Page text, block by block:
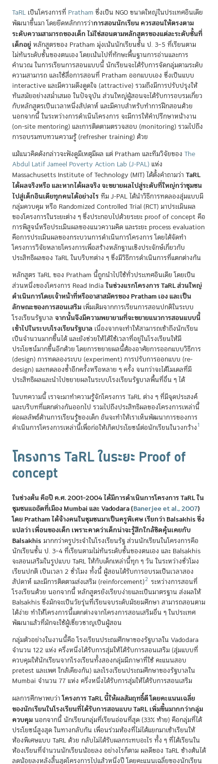
TaRL เป็นโครงการที่ Pratham ซึ่งเป็น NGO ขนาดใหญ่ในประเทศอินเดีย
พัฒนาขึ้นมา โดยยึดหลักการว่าการสอนนักเรียน ควรสอนให้ตรงตาม
ระดับความสามารถของเด็ก ไม่ใช่สอนตามหลักสูตรของแต่ละระดับชั้นที่
เด็กอยู่หลักสูตรของ Pratham มุ่งเน้นนักเรียนชั้น ป. 3–5 ที่เรียนตาม
ไม่ทันระดับชั้นของตนเอง โดยเน้นไปที่ทักษะพื้นฐานการอ่านและการ
คำนวณ ในการเรียนการสอนแบบนี้ นักเรียนจะได้รับการจัดกลุ่มตามระดับ
ความสามารถ และใช้สื่อการสอนที่ Pratham ออกแบบเอง ซึ่งเป็นแบบ
interactive และมีความดึงดูดใจ (attractive) รวมถึงมีการปรับปรุงให้
ทันสมัยอย่างสม่ำเสมอ ในปัจจุบัน ส่วนใหญ่ผู้สอนจะได้รับการอบรมเกี่ยว
กับหลักสูตรเป็นเวลาหนึ่งสัปดาห์ และมีคาบสำหรับทำการฝึกสอนด้วย
นอกจากนี้ ในระหว่างการดำเนินโครงการ จะมีการให้คำปรึกษาหน้างาน
(on-site mentoring) และการติดตามตรวจสอบ (monitoring) รวมไปถึง
การอบรมทบทวนความรู้ (refresher training) ด้วย
แม้แนวคิดดังกล่าวจะฟังดูมีเหตุมีผล แต่ Pratham และทีมวิจัยของ The
Abdul Latif Jameel Poverty Action Lab (J-PAL) แห่ง
Massachusetts Institute of Technology (MIT) ได้ตั้งคำถามว่า TaRL
ได้ผลจริงหรือ และหากได้ผลจริง จะขยายผลไปสู่ระดับที่ใหญ่กว่าชุมชน
ไปสู่เด็กอินเดียทุกคนได้อย่างไรทีม J-PAL ได้นำวิธีการทดลองสุ่มแบบมี
กลุ่มควบคุม หรือ Randomized Controlled Trial (RCT) มาประเมินผล
ของโครงการในระยะต่าง ๆ ซึ่งประกอบไปด้วยระยะ proof of concept คือ
การพิสูจน์หรือประเมินผลของแนวความคิด และระยะ process evaluation
คือการประเมินผลของกระบวนการดำเนินการโครงการ โดยได้จัดทำ
โครงการวิจัยหลายโครงการเพื่อสร้างหลักฐานเชิงประจักษ์เกี่ยวกับ
ประสิทธิผลของ TaRL ในบริบทต่าง ๆ ซึ่งมีวิธีการดำเนินการที่แตกต่างกัน
หลักสูตร TaRL ของ Pratham นี้ถูกนำไปใช้ทั่วประเทศอินเดีย โดยเป็น
ส่วนหนึ่งของโครงการ Read Indiaในช่วงแรกโครงการ TaRL ส่วนใหญ่
ดำเนินการโดยเจ้าหน้าที่หรืออาสาสมัครของ Pratham เอง และเป็น
ลักษณะของการสอนเสริม เพิ่มเติมจากการเรียนการสอนปกติในระบบ
โรงเรียนรัฐบาล จากนั้นจึงมีความพยายามที่จะขยายแนวการสอนแบบนี้
เข้าไปในระบบโรงเรียนรัฐบาล เนื่องจากจะทำให้สามารถเข้าถึงนักเรียน
เป็นจำนวนมากขึ้นได้ และยังช่วยให้ได้ใช้เวลาที่อยู่ในโรงเรียนให้มี
ประโยชน์มากขึ้นอีกด้วย โดยการขยายผลนี้ต้องอาศัยการออกแบบวิธีการ
(design) การทดลองระบบ (experiment) การปรับการออกแบบ (re-
design) และทดลองซ้ำอีกครั้งหรือหลาย ๆ ครั้ง จนกว่าจะได้โมเดลที่มี
ประสิทธิผลและนำไปขยายผลในระบบโรงเรียนรัฐบาลพื้นที่อื่น ๆ ได้
ในบทความนี้ เราจะมาทำความรู้จักโครงการ TaRL ต่าง ๆ ที่มีจุดประสงค์
และบริบทที่แตกต่างกันออกไป รวมไปถึงประสิทธิผลของโครงการเหล่านี้
ต่อผลลัพธ์ด้านการเรียนรู้ของเด็ก อันจะทำให้เราเห็นพัฒนาการของการ
ดำเนินการโครงการเหล่านี้เพื่อก่อให้เกิดประโยชน์ต่อนักเรียนในวงกว้าง1
โครงการ TaRL ในระยะ Proof of
concept
ในช่วงต้น คือปี ค.ศ. 2001–2004 ได้มีการดำเนินการโครงการ TaRL ใน
ชุมชนแออัดที่เมือง Mumbai และ Vadodara(Banerjee et al., 2007)
โดย Pratham ได้จ้างคนในชุมชนมาเป็นครูพิเศษ เรียกว่า Balsakhis ซึ่ง
แปลว่า เพื่อนของเด็ก เพราะคาดว่าเด็กน่าจะรู้สึกใกล้ชิดคุ้นเคยกับ
Balsakhis มากกว่าครูประจำในโรงเรียนรัฐ ส่วนนักเรียนในโครงการคือ
นักเรียนชั้น ป. 3–4 ที่เรียนตามไม่ทันระดับชั้นของตนเอง และ Balsakhis
จะสอนเสริมในรูปแบบ TaRL ให้กับเด็กเหล่านี้ทุก ๆ วัน ในระหว่างชั่วโมง
เรียนปกติ เป็นเวลา 2 ชั่วโมง ทั้งนี้ ผู้สอนได้รับการอบรมเป็นเวลาสอง
สัปดาห์ และมีการติดตามส่งเสริม (reinforcement)2 ระหว่างการสอนที่
โรงเรียนด้วย นอกจากนี้ หลักสูตรยังเรียบง่ายและเป็นมาตรฐาน ส่งผลให้
Balsakhis ซึ่งมักจะเป็นวัยรุ่นที่เรียนจบระดับมัธยมศึกษา สามารถสอนตาม
ได้ง่าย ทำให้โครงการนี้แตกต่างจากโครงการสอนเสริมอื่น ๆ ในประเทศ
พัฒนาแล้วที่มักจะใช้ผู้เชี่ยวชาญเป็นผู้สอน
กลุ่มตัวอย่างในงานนี้คือ โรงเรียนประถมศึกษาของรัฐบาลใน Vadodara
จำนวน 122 แห่ง ครึ่งหนึ่งได้รับการสุ่มให้ได้รับการสอนเสริม (สุ่มแบบที่
ควบคุมให้นักเรียนจากโรงเรียนทั้งสองกลุ่มมีภาษาที่ใช้ คะแนนสอบ
pretest และเพศ ใกล้เคียงกัน) และโรงเรียนประถมศึกษาของรัฐบาลใน
Mumbai จำนวน 77 แห่ง ครึ่งหนึ่งได้รับการสุ่มให้ได้รับการสอนเสริม
ผลการศึกษาพบว่าโครงการ TaRL นี้ให้ผลสัมฤทธิ์ดี โดยคะแนนเฉลี่ย
ของนักเรียนในโรงเรียนที่ได้รับการสอนแบบ TaRL เพิ่มขึ้นมากกว่ากลุ่ม
ควบคุมนอกจากนี้ นักเรียนกลุ่มที่เรียนอ่อนที่สุด (33% ท้าย) คือกลุ่มที่ได้
ประโยชน์สูงสุด ในทางกลับกัน เพื่อนร่วมห้องที่ไม่ได้แยกมาเข้าเรียนให้
ห้องพิเศษแบบ TaRL ด้วย กลับไม่ได้รับผลกระทบอะไร ทั้ง ๆ ที่ได้เรียนใน
ห้องเรียนที่จำนวนนักเรียนน้อยลง อย่างไรก็ตาม ผลดีของ TaRL ข้างต้นได้
ลดน้อยลงหลังสิ้นสุดโครงการไปแล้วหนึ่งปี โดยคะแนนเฉลี่ยของนักเรียน